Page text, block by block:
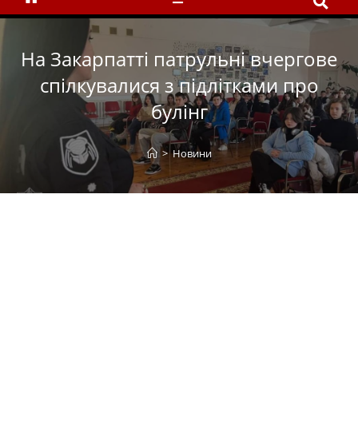
На Закарпатті патрульні вчергове
спілкувалися з підлітками про
булінг
> Новини